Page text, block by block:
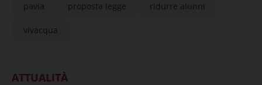
pavia proposta legge ridurre alunni
vivacqua
ATTUALITÀ